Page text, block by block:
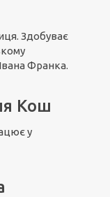
Здобуває
Франка.
Кош
у